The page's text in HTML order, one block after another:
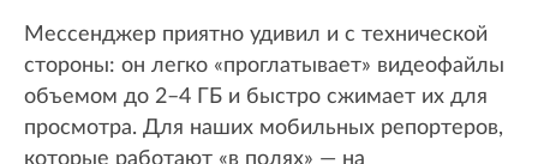
Мессенджер приятно удивил и с технической
стороны: он легко «проглатывает» видеофайлы
объемом до 2–4 ГБ и быстро сжимает их для
просмотра. Для наших мобильных репортеров,
которые работают «в полях» — на